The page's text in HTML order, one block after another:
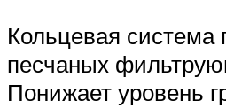
Кольцевая система
песчаных
Понижает уровень